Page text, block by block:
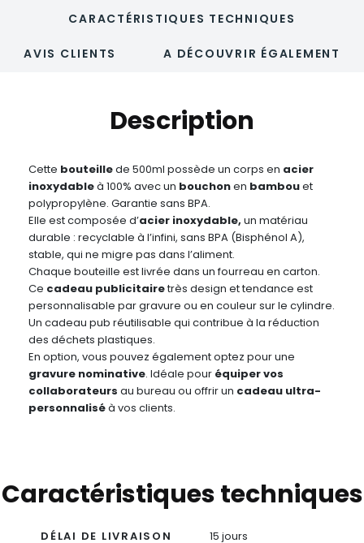
CARACTÉRISTIQUES TECHNIQUES
AVIS CLIENTS A DÉCOUVRIR ÉGALEMENT
Description
Cette bouteillede 500ml possède un corps en acier
inoxydableà 100% avec un bouchonen bambouet
polypropylène. Garantie sans BPA.
Elle est composée d’acier inoxydable, un matériau
durable : recyclable à l’infini, sans BPA (Bisphénol A),
stable, qui ne migre pas dans l’aliment.
Chaque bouteille est livrée dans un fourreau en carton.
Ce cadeau publicitairetrès design et tendance est
personnalisable par gravure ou en couleur sur le cylindre.
Un cadeau pub réutilisable qui contribue à la réduction
des déchets plastiques.
En option, vous pouvez également optez pour une
gravure nominative. Idéale pour équiper vos
collaborateurs au bureau ou offrir un cadeau ultra-
personnaliséà vos clients.
Caractéristiques techniques
DÉLAI DE LIVRAISON
15 jours